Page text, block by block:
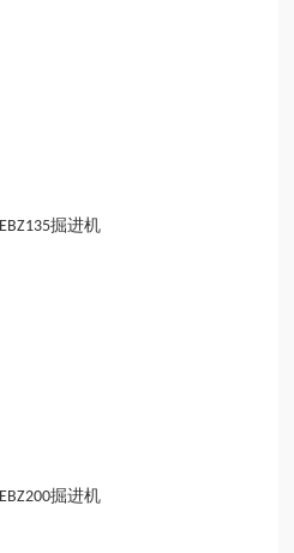
EBZ135掘进机
EBZ200掘进机